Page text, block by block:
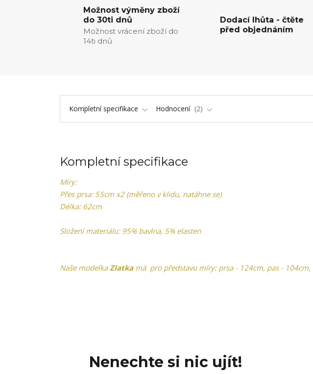
Možnost výměny zboží
do 30ti dnů
Možnost vrácení zboží do
14ti dnů
Dodací lhůta - čtěte
před objednáním
Kompletní specifikace Hodnocení 2
Kompletní specifikace
Míry:
Přes prsa: 55cm x2 (měřeno v klidu, natáhne se)
Délka: 62cm
Složení materiálu: 95% bavlna, 5% elasten
Naše modelkaZlatkamá pro představu míry: prsa - 124cm, pas -
Nenechte si nic ujít!